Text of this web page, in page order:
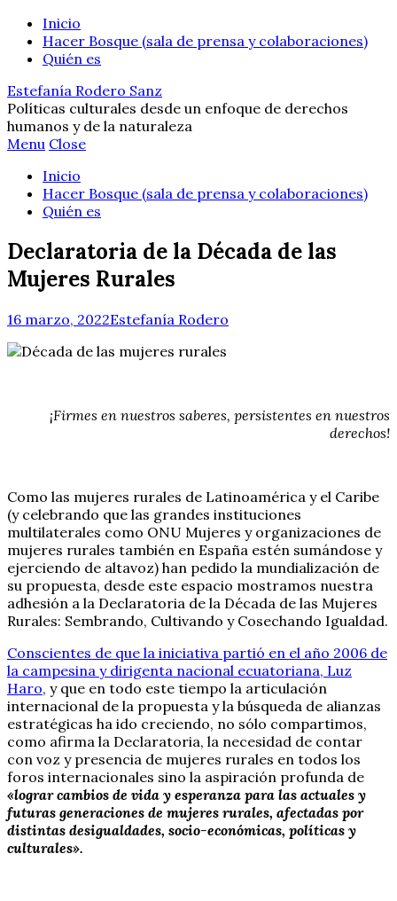
Inicio
Hacer Bosque (sala de prensa y colaboraciones)
Quién es
Estefanía Rodero Sanz
Políticas culturales desde un enfoque de derechos
humanos y de la naturaleza
Menu Close
Inicio
Hacer Bosque (sala de prensa y colaboraciones)
Quién es
Declaratoria de la Década de las
Mujeres Rurales
16 marzo, 2022Estefanía Rodero
¡Firmes en nuestros saberes, persistentes en nuestros
derechos!
Como las mujeres rurales de Latinoamérica y el Caribe
(y celebrando que las grandes instituciones
multilaterales como ONU Mujeres y organizaciones de
mujeres rurales también en España estén sumándose y
ejerciendo de altavoz) han pedido la mundialización de
su propuesta, desde este espacio mostramos nuestra
adhesión a la Declaratoria de la Década de las Mujeres
Rurales: Sembrando, Cultivando y Cosechando Igualdad.
Conscientes de que la iniciativa partió en el año 2006 de
la campesina y dirigenta nacional ecuatoriana, Luz
Haro, y que en todo este tiempo la articulación
internacional de la propuesta y la búsqueda de alianzas
estratégicas ha ido creciendo, no sólo compartimos,
como afirma la Declaratoria, la necesidad de contar
con voz y presencia de mujeres rurales en todos los
foros internacionales sino la aspiración profunda de
«lograr cambios de vida y esperanza para las actuales y
futuras generaciones de mujeres rurales, afectadas por
distintas desigualdades, socio-económicas, políticas y
culturales».